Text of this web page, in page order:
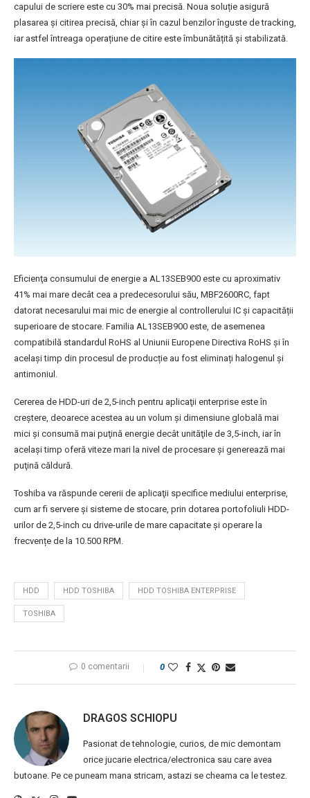
capului de scriere este cu 30% mai precisă. Noua soluție asigură
plasarea și citirea precisă, chiar și în cazul benzilor înguste de tracking,
iar astfel întreaga operațiune de citire este îmbunătățită și stabilizată.
Eficienţa consumului de energie a AL13SEB900 este cu aproximativ
41% mai mare decât cea a predecesorului său, MBF2600RC, fapt
datorat necesarului mai mic de energie al controllerului IC şi capacității
superioare de stocare. Familia AL13SEB900 este, de asemenea
compatibilă standardul RoHS al Uniunii Europene Directiva RoHS şi în
același timp din procesul de producție au fost eliminați halogenul și
antimoniul.
Cererea de HDD-uri de 2,5-inch pentru aplicaţii enterprise este în
creştere, deoarece acestea au un volum şi dimensiune globală mai
mici şi consumă mai puţină energie decât unităţile de 3,5-inch, iar în
același timp oferă viteze mari la nivel de procesare şi generează mai
puţină căldură.
Toshiba va răspunde cererii de aplicaţii specifice mediului enterprise,
cum ar fi servere şi sisteme de stocare, prin dotarea portofoliuli HDD-
urilor de 2,5-inch cu drive-urile de mare capacitate și operare la
frecvențe de la 10.500 RPM.
HDD HDD TOSHIBA HDD TOSHIBA ENTERPRISE
TOSHIBA
0 comentarii 0
DRAGOS SCHIOPU
Pasionat de tehnologie, curios, de mic demontam
orice jucarie electrica/electronica sau care avea
butoane. Pe ce puneam mana stricam, astazi se cheama ca le testez.